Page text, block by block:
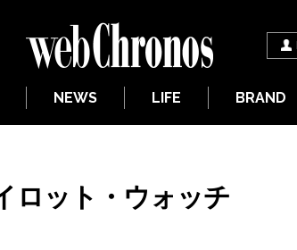
NEWS LIFE BRAND
ロット・ウォッチ